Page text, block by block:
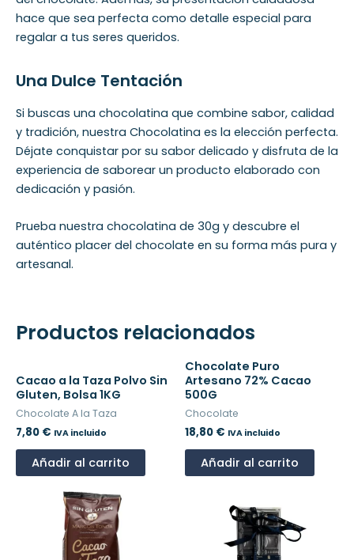
hace que sea perfecta como detalle especial para
regalar a tus seres queridos.
Una Dulce Tentación
Si buscas una chocolatina que combine sabor, calidad
y tradición, nuestra Chocolatina es la elección perfecta.
Déjate conquistar por su sabor delicado y disfruta de la
experiencia de saborear un producto elaborado con
dedicación y pasión.
Prueba nuestra chocolatina de 30g y descubre el
auténtico placer del chocolate en su forma más pura y
artesanal.
Productos relacionados
Cacao a la Taza Polvo Sin
Gluten, Bolsa 1KG
Chocolate A la Taza
7,80 € IVA incluido
Añadir al carrito
Chocolate Puro
Artesano 72% Cacao
500G
Chocolate
18,80 € IVA incluido
Añadir al carrito